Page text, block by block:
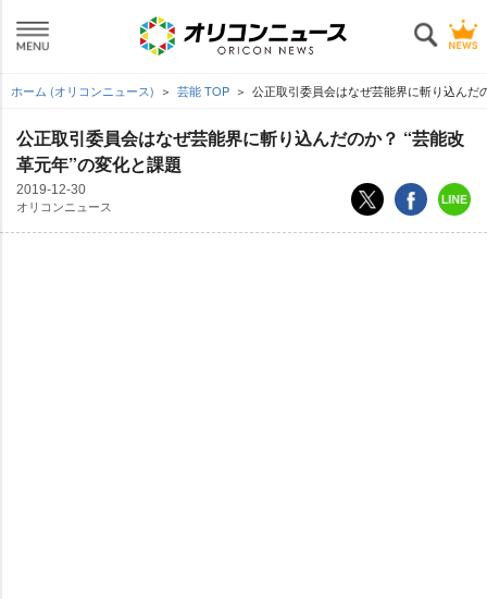
ホーム (オリコンニュース) 芸能 TOP 公正取引委員会はなぜ芸能界に斬り込んだ
公正取引委員会はなぜ芸能界に斬り込んだのか？ “芸能改
革元年”の変化と課題
2019-12-30
オリコンニュース